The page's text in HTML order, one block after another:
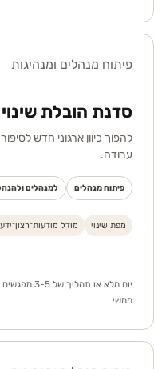
פיתוח מנהלים ומנהיגות
סדנת הובלת
להפוך כיוון ארגוני חדש
עבודה.
פיתוח מנהלים למנהלים
מפת שינוי מודל
יום מלא או תהליך
ממשי